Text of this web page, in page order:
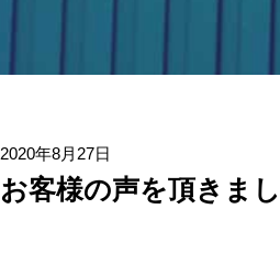
2020年8月27日
お客様の声を頂きま